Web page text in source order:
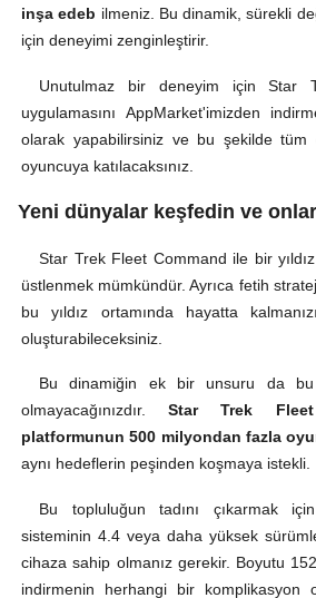
inşa edeb ilmeniz. Bu dinamik, sürekli
için deneyimi zenginleştirir.
Unutulmaz bir deneyim için Star
uygulamasını AppMarket'imizden
olarak yapabilirsiniz ve bu şekilde tüm
oyuncuya katılacaksınız.
Yeni dünyalar keşfedin ve
Star Trek Fleet Command ile bir
üstlenmek mümkündür. Ayrıca fetih
bu yıldız ortamında hayatta
oluşturabileceksiniz.
Bu dinamiğin ek bir unsuru da
olmayacağınızdır.Star Trek
platformunun 500 milyondan fazla
aynı hedeflerin peşinden koşmaya istekli.
Bu topluluğun tadını çıkarmak
sisteminin 4.4 veya daha yüksek
cihaza sahip olmanız gerekir. Boyutu
indirmenin herhangi bir komplikasyon